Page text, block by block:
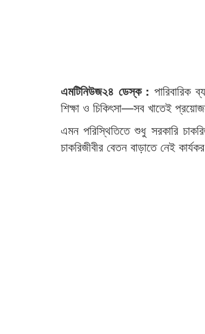
এমটিনিউজ২৪ ডেস্ক : পারিবারিক
শিক্ষা ও চিকিৎসা—সব খাতেই
এমন পরিস্থিতিতে শুধু সরকারি
চাকরিজীবীর বেতন বাড়াতে নেই